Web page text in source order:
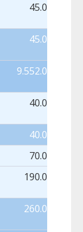
45.000,00
45.000,00
9.552.066,00
40.000,00
40.000,00
70.000,00
190.000,00
260.000,00